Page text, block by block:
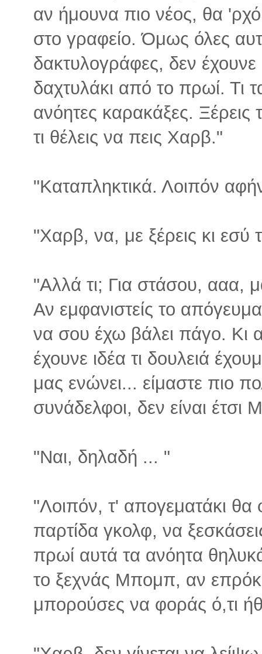
αν ήμουνα πιο νέος, θα
στο γραφείο. Όμως όλες
δακτυλογράφες, δεν έχουνε
δαχτυλάκι από το πρωί. Τι
ανόητες καρακάξες.
τι θέλεις να πεις Χαρβ."
"Καταπληκτικά. Λοιπόν
"Χαρβ, να, με ξέρεις κι
"Αλλά τι; Για στάσου, ααα,
Αν εμφανιστείς το
να σου έχω βάλει πάγο. Κι
έχουνε ιδέα τι δουλειά
μας ενώνει... είμαστε πιο
συνάδελφοι, δεν είναι
"Ναι, δηλαδή ... "
"Λοιπόν, τ' απογεματάκι θα
παρτίδα γκολφ, να
πρωί αυτά τα ανόητα
το ξεχνάς Μπομπ, αν
μπορούσες να φοράς ό,τι